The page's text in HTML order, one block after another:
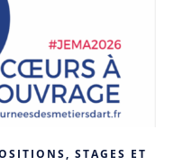
STAGES ET